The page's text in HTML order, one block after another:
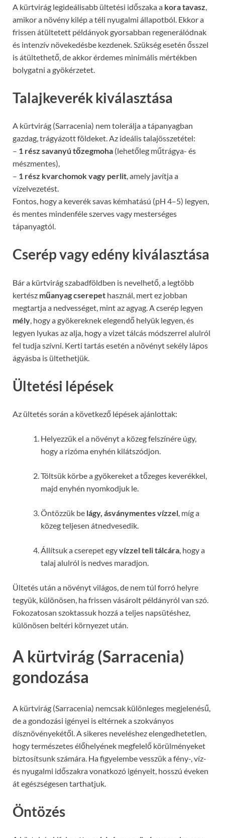
A kürtvirág legideálisabb ültetési időszaka a kora tavasz,
amikor a növény kilép a téli nyugalmi állapotból. Ekkor a
frissen átültetett példányok gyorsabban regenerálódnak
és intenzív növekedésbe kezdenek. Szükség esetén ősszel
is átültethető, de akkor érdemes minimális mértékben
bolygatni a gyökérzetet.
Talajkeverék kiválasztása
A kürtvirág (Sarracenia) nem tolerálja a tápanyagban
gazdag, trágyázott földeket. Az ideális talajösszetétel:
– 1 rész savanyú tőzegmoha (lehetőleg műtrágya- és
mészmentes),
– 1 rész kvarchomok vagy perlit, amely javítja a
vízelvezetést.
Fontos, hogy a keverék savas kémhatású (pH 4–5) legyen,
és mentes mindenféle szerves vagy mesterséges
tápanyagtól.
Cserép vagy edény kiválasztása
Bár a kürtvirág szabadföldben is nevelhető, a legtöbb
kertész műanyag cserepet használ, mert ez jobban
megtartja a nedvességet, mint az agyag. A cserép legyen
mély , hogy a gyökereknek elegendő helyük legyen, és
legyen lyukas az alja, hogy a vizet tálcás módszerrel alulról
fel tudja szívni. Kerti tartás esetén a növényt sekély lápos
ágyásba is ültethetjük.
Ültetési lépések
Az ültetés során a következő lépések ajánlottak:
Helyezzük el a növényt a közeg felszínére úgy,
hogy a rizóma enyhén kilátszódjon.
Töltsük körbe a gyökereket a tőzeges keverékkel,
majd enyhén nyomkodjuk le.
Öntözzük be lágy, ásványmentes vízzel, míg a
közeg teljesen átnedvesedik.
Állítsuk a cserepet egyvízzel teli tálcára, hogy a
talaj alulról is nedves maradjon.
Ültetés után a növényt világos, de nem túl forró helyre
tegyük, különösen, ha frissen vásárolt példányról van szó.
Fokozatosan szoktassuk hozzá a teljes napsütéshez,
különösen beltéri környezet után.
A kürtvirág (Sarracenia)
gondozása
A kürtvirág (Sarracenia) nemcsak különleges megjelenésű,
de a gondozási igényei is eltérnek a szokványos
dísznövényekétől. A sikeres neveléshez elengedhetetlen,
hogy természetes élőhelyének megfelelő körülményeket
biztosítsunk számára. Ha figyelembe vesszük a fény-, víz-
és nyugalmi időszakra vonatkozó igényeit, hosszú éveken
át egészségesen tarthatjuk.
Öntözés